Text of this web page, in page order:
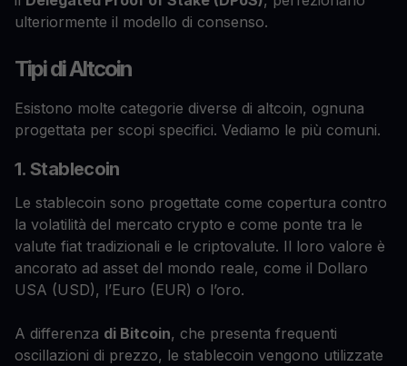
ulteriormente il modello di consenso.
Tipi di Altcoin
Esistono molte categorie diverse di altcoin, ognuna
progettata per scopi specifici. Vediamo le più comuni.
1. Stablecoin
Le stablecoin sono progettate come copertura contro
la volatilità del mercato crypto e come ponte tra le
valute fiat tradizionali e le criptovalute. Il loro valore è
ancorato ad asset del mondo reale, come il Dollaro
USA (USD), l’Euro (EUR) o l’oro.
A differenza di Bitcoin, che presenta frequenti
oscillazioni di prezzo, le stablecoin vengono utilizzate